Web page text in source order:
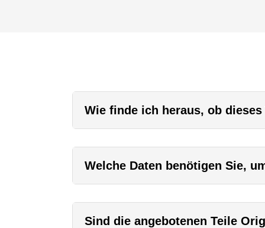
Wie finde ich heraus, ob
Welche Daten benötigen Sie,
Sind die angebotenen Teile